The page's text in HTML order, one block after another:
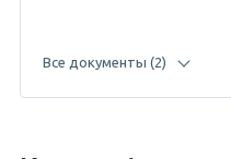
Все документы (2)